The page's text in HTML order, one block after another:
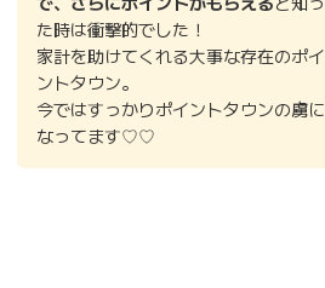
た時は衝撃的でした！
家計を助けてくれる大事な存在のポイ
ントタウン。
今ではすっかりポイントタウンの虜に
なってます♡♡